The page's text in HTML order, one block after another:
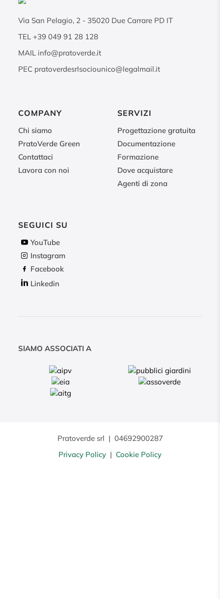
Via San Pelagio, 2 - 35020 Due Carrare PD IT
TEL+39 049 91 28 128
MAIL info@pratoverde.it
PEC pratoverdesrlsociounico@legalmail.it
COMPANY
Chi siamo
PratoVerde Green
Contattaci
Lavora con noi
SERVIZI
Progettazione gratuita
Documentazione
Formazione
Dove acquistare
Agenti di zona
SEGUICI SU
YouTube
Instagram
Facebook
Linkedin
SIAMO ASSOCIATI A
Pratoverde srl | 04692900287
Privacy Policy | Cookie Policy